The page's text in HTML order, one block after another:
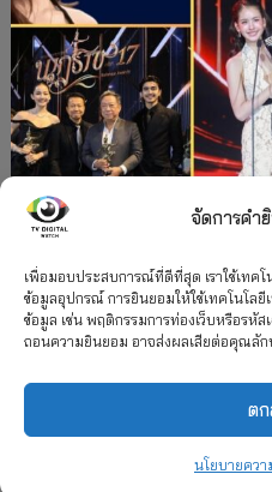
จัดการคำ
เพื่อมอบประสบการณ์ที่ดีที่สุด เราใช้เทคโ
ข้อมูลอุปกรณ์ การยินยอมให้ใช้เทคโนโลยี
ข้อมูล เช่น พฤติกรรมการท่องเว็บหรือรหั
ถอนความยินยอม อาจส่งผลเสียต่อคุณลัก
ต
นโยบายคว
”คุณพี่เจ้าขาดิฉันเป็นห่
เพียบ จาก 8 เวที
2026 TV Digital
รวมเรตติ้ง 2018-2022